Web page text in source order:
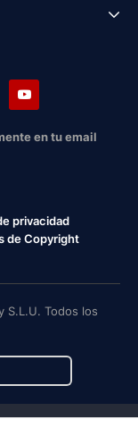
en tu email
privacidad
de Copyright
S.L.U. Todos los